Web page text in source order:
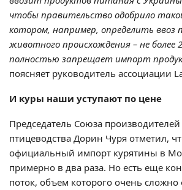
чтобы правительство одобрило
котором, например, определить ввоз
животного происхождения – не более
полностью запрещает импорт
поясняет руководитель ассоциации
И куры наши уступают по цене
Председатель Союза
птицеводства Дорин Чуря отметил,
официальный импорт курятины в
примерно в два раза. Но есть еще
поток, объем которого очень